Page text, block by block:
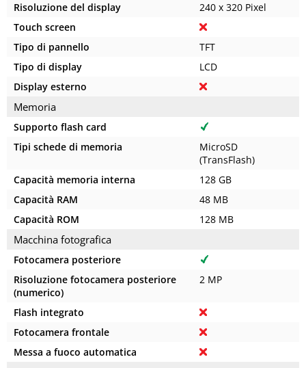
Risoluzione del display
240 x 320 Pixel
Touch screen
Tipo di pannello
TFT
Tipo di display
LCD
Display esterno
Memoria
Supporto flash card
Tipi schede di memoria
MicroSD
(TransFlash)
Capacità memoria interna
128 GB
Capacità RAM
48 MB
Capacità ROM
128 MB
Macchina fotografica
Fotocamera posteriore
Risoluzione fotocamera posteriore
(numerico)
2 MP
Flash integrato
Fotocamera frontale
Messa a fuoco automatica